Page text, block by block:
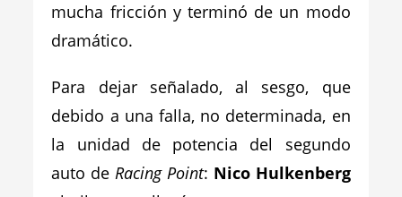
mucha fricción y terminó de un modo
dramático.
Para dejar señalado, al sesgo, que
debido a una falla, no determinada, en
la unidad de potencia del segundo
auto deRacing Point: Nico Hulkenberg